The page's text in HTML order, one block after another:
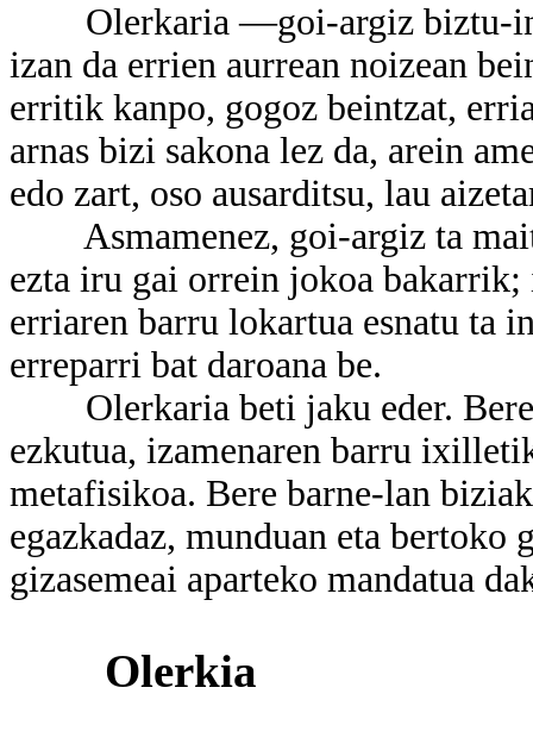
Olerkaria —goi-argiz biztu-
izan da errien aurrean noizean
erritik kanpo, gogoz beintzat,
arnas bizi sakona lez da, arein
edo zart, oso ausarditsu, lau
Asmamenez, goi-argiz ta
ezta iru gai orrein jokoa bakarrik;
erriaren barru lokartua esnatu ta
erreparri bat daroana be.
Olerkaria beti jaku eder. Bere
ezkutua, izamenaren barru
metafisikoa. Bere barne-lan
egazkadaz, munduan eta bertoko
gizasemeai aparteko mandatua
Olerkia